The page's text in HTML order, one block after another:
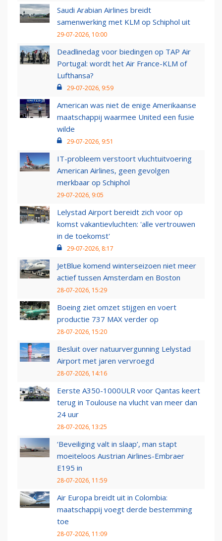
Saudi Arabian Airlines breidt
samenwerking met KLM op Schiphol uit
29-07-2026, 10:00
Deadlinedag voor biedingen op TAP Air
Portugal: wordt het Air France-KLM of
Lufthansa?
29-07-2026, 9:59
American was niet de enige Amerikaanse
maatschappij waarmee United een fusie
wilde
29-07-2026, 9:51
IT-probleem verstoort vluchtuitvoering
American Airlines, geen gevolgen
merkbaar op Schiphol
29-07-2026, 9:05
Lelystad Airport bereidt zich voor op
komst vakantievluchten: 'alle vertrouwen
in de toekomst'
29-07-2026, 8:17
JetBlue komend winterseizoen niet meer
actief tussen Amsterdam en Boston
28-07-2026, 15:29
Boeing ziet omzet stijgen en voert
productie 737 MAX verder op
28-07-2026, 15:20
Besluit over natuurvergunning Lelystad
Airport met jaren vervroegd
28-07-2026, 14:16
Eerste A350-1000ULR voor Qantas keert
terug in Toulouse na vlucht van meer dan
24 uur
28-07-2026, 13:25
‘Beveiliging valt in slaap’, man stapt
moeiteloos Austrian Airlines-Embraer
E195 in
28-07-2026, 11:59
Air Europa breidt uit in Colombia:
maatschappij voegt derde bestemming
toe
28-07-2026, 11:09